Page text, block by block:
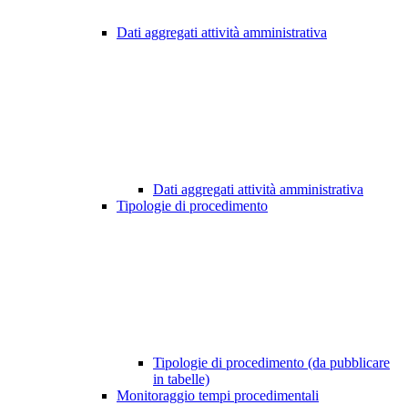
Dati aggregati attività amministrativa
Dati aggregati attività amministrativa
Tipologie di procedimento
Tipologie di procedimento (da pubblicare
in tabelle)
Monitoraggio tempi procedimentali